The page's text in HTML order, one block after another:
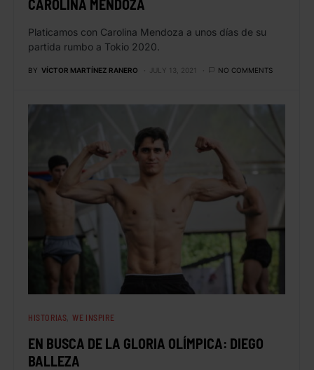
CAROLINA MENDOZA
Platicamos con Carolina Mendoza a unos días de su
partida rumbo a Tokio 2020.
BY VÍCTOR MARTÍNEZ RANERO JULY 13, 2021 NO COMMENTS
HISTORIAS WE INSPIRE
EN BUSCA DE LA GLORIA OLÍMPICA: DIEGO
BALLEZA